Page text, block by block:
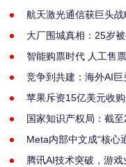
航天激光通信获巨头
大厂围城真相：25岁
智能购票时代 人工售
竞争到共建：海外AI巨
苹果斥资15亿美元收
国家知识产权局：截
Meta内部中文成“核心
腾讯AI技术突破，游